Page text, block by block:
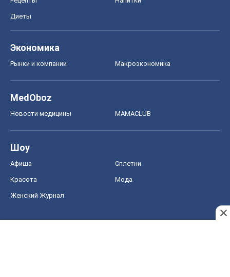
Диеты
Экономика
Рынки и компании Mакроэкономика
MedOboz
Новости медицины MAMACLUB
Шоу
Афиша Сплетни
Красота Мода
Женский Журнал